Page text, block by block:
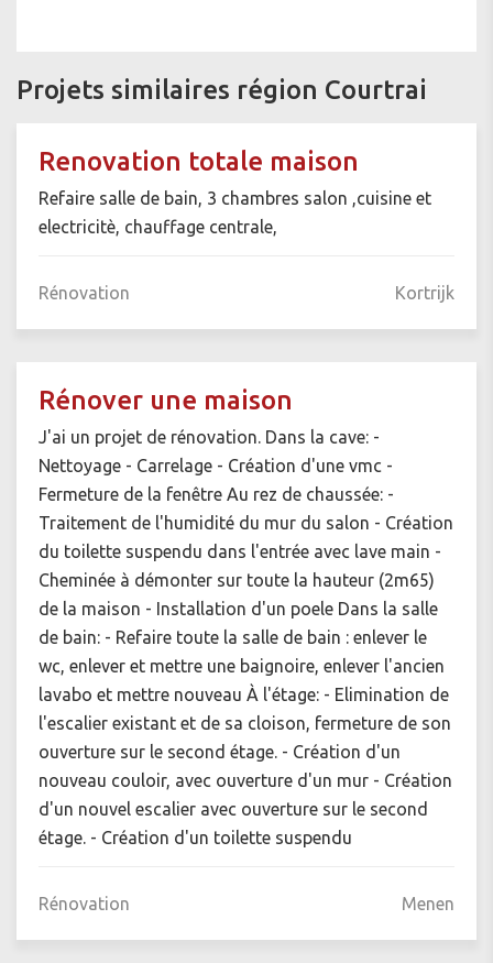
Projets similaires région Courtrai
Renovation totale maison
Refaire salle de bain, 3 chambres salon ,cuisine et
electricitè, chauffage centrale,
Rénovation Kortrijk
Rénover une maison
J'ai un projet de rénovation. Dans la cave: -
Nettoyage - Carrelage - Création d'une vmc -
Fermeture de la fenêtre Au rez de chaussée: -
Traitement de l'humidité du mur du salon - Création
du toilette suspendu dans l'entrée avec lave main -
Cheminée à démonter sur toute la hauteur (2m65)
de la maison - Installation d'un poele Dans la salle
de bain: - Refaire toute la salle de bain : enlever le
wc, enlever et mettre une baignoire, enlever l'ancien
lavabo et mettre nouveau À l'étage: - Elimination de
l'escalier existant et de sa cloison, fermeture de son
ouverture sur le second étage. - Création d'un
nouveau couloir, avec ouverture d'un mur - Création
d'un nouvel escalier avec ouverture sur le second
étage. - Création d'un toilette suspendu
Rénovation Menen